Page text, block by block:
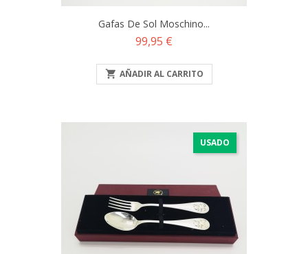
Gafas De Sol Moschino...
Precio
99,95 €
 AÑADIR AL CARRITO
USADO